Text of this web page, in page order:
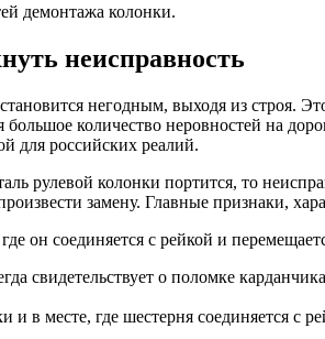
демонтажа колонки.
неисправность
негодным, выходя из строя.
количество неровностей на
для российских реалий.
рулевой колонки портится, то
замену. Главные признаки,
он соединяется с рейкой и
свидетельствует о поломке
и в месте, где шестерня соединяется с